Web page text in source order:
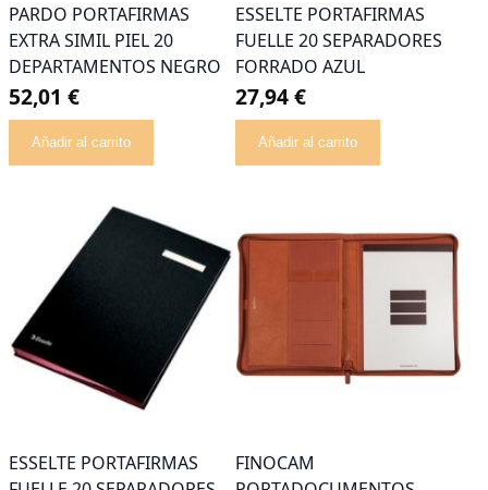
PARDO PORTAFIRMAS
EXTRA SIMIL PIEL 20
DEPARTAMENTOS NEGRO
52,01 €
Añadir al carrito
ESSELTE PORTAFIRMAS
FUELLE 20 SEPARADORES
FORRADO AZUL
27,94 €
Añadir al carrito
ESSELTE PORTAFIRMAS
FINOCAM